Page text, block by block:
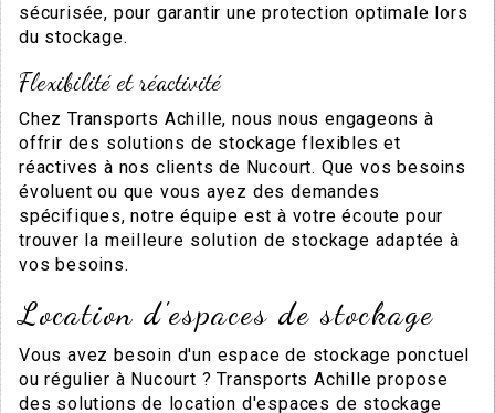
sécurisée, pour garantir une protection optimale lors
du stockage.
Flexibilité et réactivité
Chez Transports Achille, nous nous engageons à
offrir des solutions de stockage flexibles et
réactives à nos clients de Nucourt. Que vos besoins
évoluent ou que vous ayez des demandes
spécifiques, notre équipe est à votre écoute pour
trouver la meilleure solution de stockage adaptée à
vos besoins.
Location d'espaces de stockage
Vous avez besoin d'un espace de stockage ponctuel
ou régulier à Nucourt ? Transports Achille propose
des solutions de location d'espaces de stockage